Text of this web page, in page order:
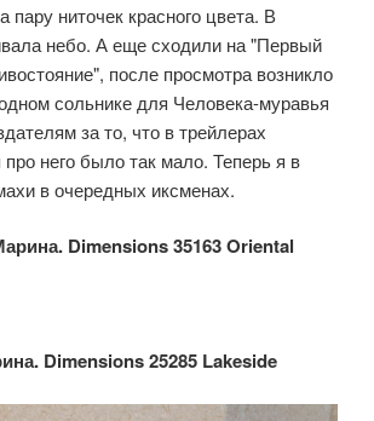
пару ниточек красного цвета. В
небо. А еще сходили на "Первый
после просмотра возникло
сольнике для Человека-муравья
за то, что в трейлерах
про него было так мало. Теперь я в
в очередных иксменах.
Dimensions 35163 Oriental
Dimensions 25285 Lakeside